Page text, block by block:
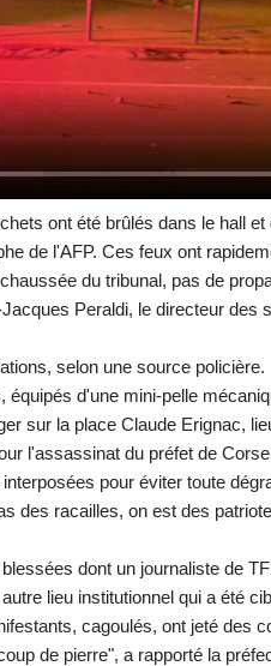
ont été brûlés dans le hall
de l'AFP. Ces feux ont
du tribunal, pas de
Peraldi, le directeur des
selon une source policière.
d'une mini-pelle
sur la place Claude Erignac,
l'assassinat du préfet de
pour éviter toute
des racailles, on est des
dont un journaliste de
lieu institutionnel qui a été
cagoulés, ont jeté des
de pierre", a rapporté la